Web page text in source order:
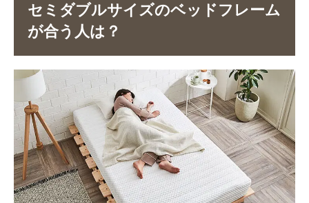
セミダブルサイズのベッドフレーム
が合う人は？